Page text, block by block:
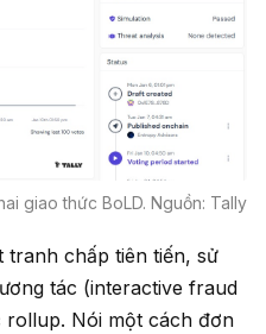
giao thức BoLD. Nguồn: Tally
tranh chấp tiên tiến, sử
tác (interactive fraud
Nói một cách đơn